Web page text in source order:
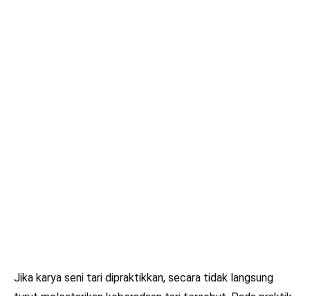
Jika karya seni tari dipraktikkan, secara tidak langsung